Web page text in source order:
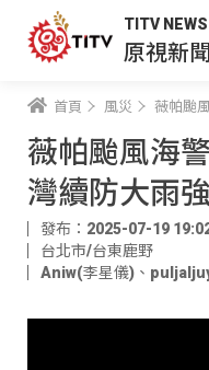
TITV NEWS
原視新
首頁 風災 薇帕颱
薇帕颱風海
灣續防大雨
發布：2025-07-19
台北市/台東鹿野
Aniw(李星儀) 、